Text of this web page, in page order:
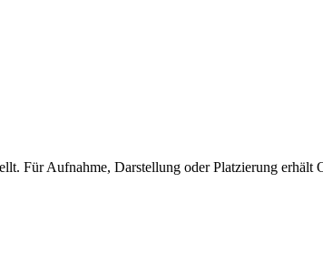
Für Aufnahme, Darstellung oder Platzierung erhält